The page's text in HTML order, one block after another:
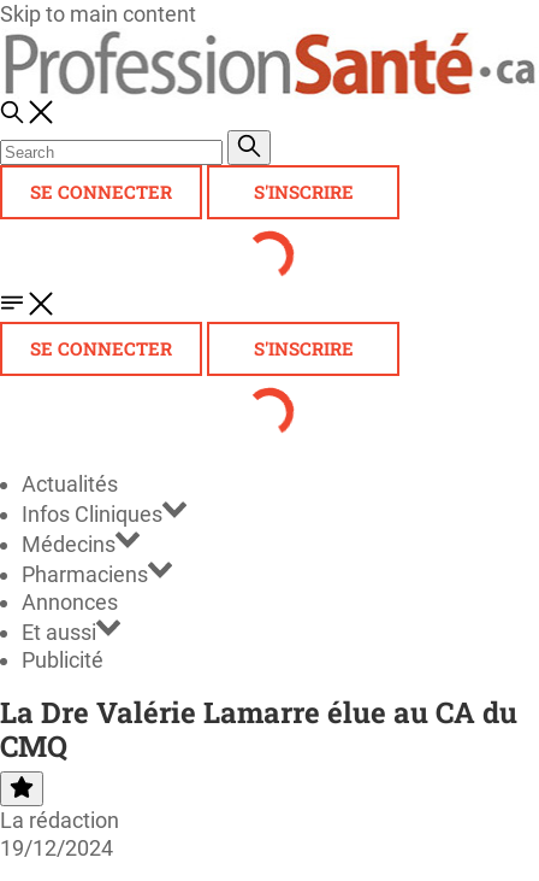
Skip to main content
SE CONNECTER S'INSCRIRE
SE CONNECTER S'INSCRIRE
Actualités
Infos Cliniques
Médecins
Pharmaciens
Annonces
Et aussi
Publicité
La Dre Valérie Lamarre élue au CA du
CMQ
La rédaction
19/12/2024